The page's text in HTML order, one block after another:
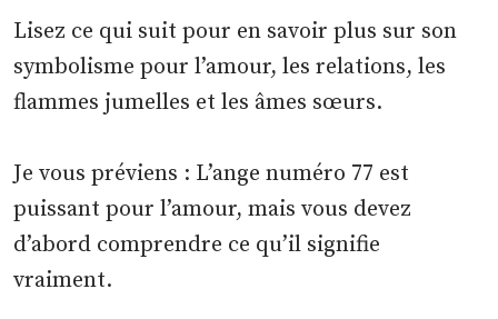
Lisez ce qui suit pour en savoir plus sur son
symbolisme pour l’amour, les relations, les
flammes jumelles et les âmes sœurs.
Je vous préviens : L’ange numéro 77 est
puissant pour l’amour, mais vous devez
d’abord comprendre ce qu’il signifie
vraiment.